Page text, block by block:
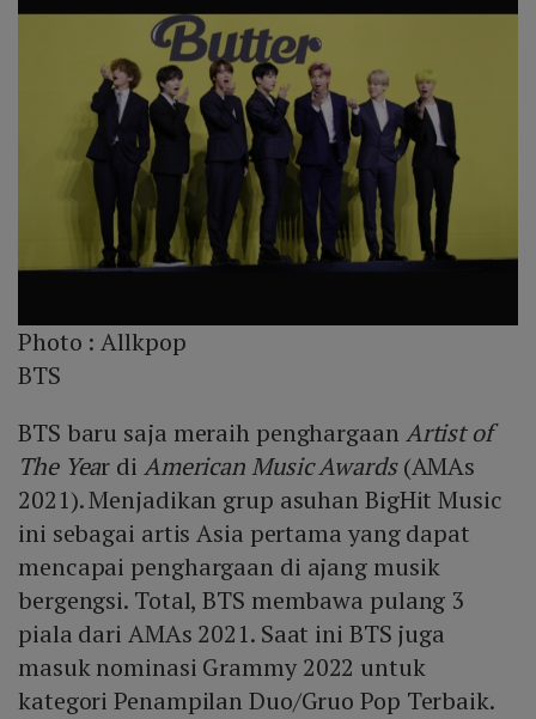
Photo :Allkpop
BTS
BTS baru saja meraih penghargaan Artist of
The Year di American Music Awards(AMAs
2021). Menjadikan grup asuhan BigHit Music
ini sebagai artis Asia pertama yang dapat
mencapai penghargaan di ajang musik
bergengsi. Total, BTS membawa pulang 3
piala dari AMAs 2021. Saat ini BTS juga
masuk nominasi Grammy 2022 untuk
kategori Penampilan Duo/Gruo Pop Terbaik.